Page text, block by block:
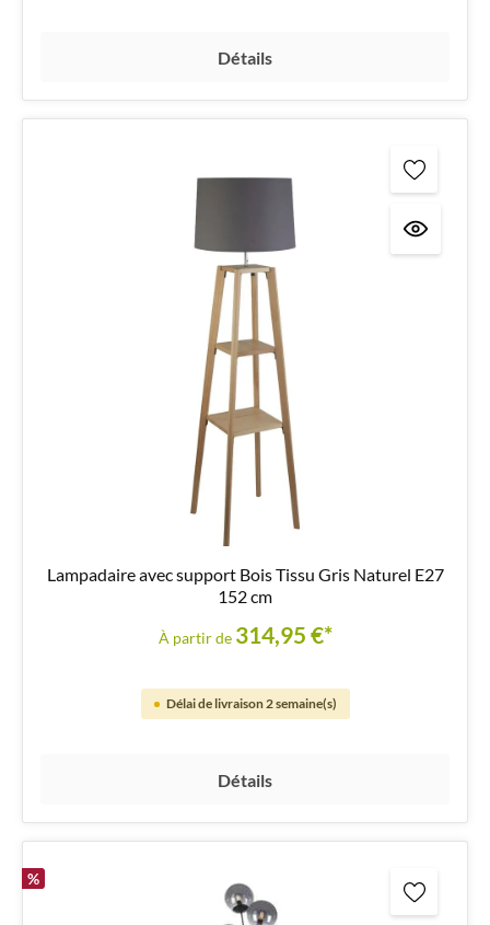
Détails
Lampadaire avec support Bois Tissu Gris Naturel E27
152 cm
À partir de 314,95 €*
Délai de livraison 2 semaine(s)
Détails
%